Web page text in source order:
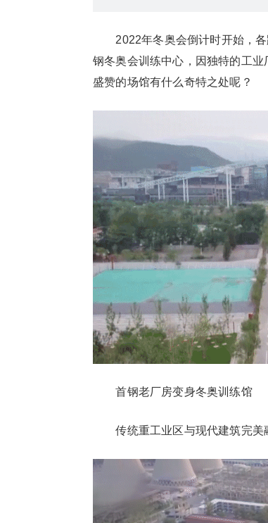
2022年冬奥会倒计时开始，各
钢冬奥会训练中心，因独特的工
盛赞的场馆有什么奇特之处呢？
首钢老厂房变身冬奥训练馆
传统重工业区与现代建筑完美